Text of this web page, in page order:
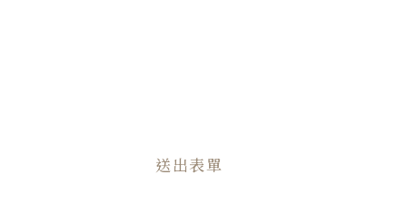
送出表單